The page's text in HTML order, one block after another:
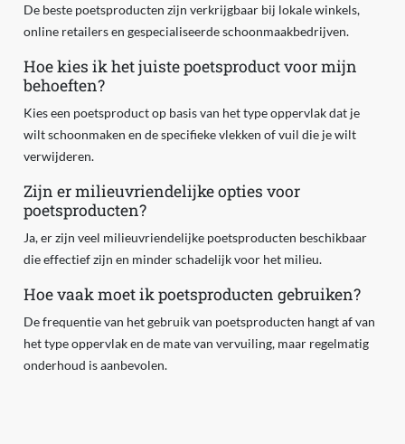
De beste poetsproducten zijn verkrijgbaar bij lokale winkels,
online retailers en gespecialiseerde schoonmaakbedrijven.
Hoe kies ik het juiste poetsproduct voor mijn
behoeften?
Kies een poetsproduct op basis van het type oppervlak dat je
wilt schoonmaken en de specifieke vlekken of vuil die je wilt
verwijderen.
Zijn er milieuvriendelijke opties voor
poetsproducten?
Ja, er zijn veel milieuvriendelijke poetsproducten beschikbaar
die effectief zijn en minder schadelijk voor het milieu.
Hoe vaak moet ik poetsproducten gebruiken?
De frequentie van het gebruik van poetsproducten hangt af van
het type oppervlak en de mate van vervuiling, maar regelmatig
onderhoud is aanbevolen.